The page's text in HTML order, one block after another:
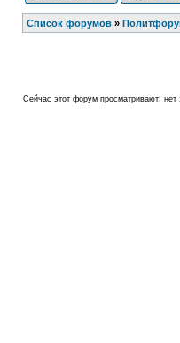
Список форумов »
Сейчас этот форум просматривают: нет